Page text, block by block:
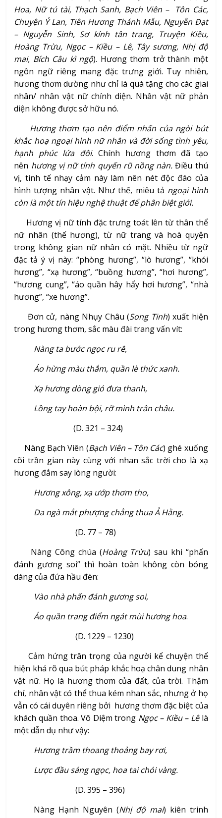
Hoa, Nữ tú tài, Thạch Sanh, Bạch Viên – Tôn Các,
Chuyện Ỷ Lan, Tiên Hương Thánh Mẫu, Nguyễn Đạt
– Nguyễn Sinh, Sơ kính tân trang, Truyện Kiều,
Hoàng Trừu, Ngọc – Kiều – Lê, Tây sương, Nhị độ
mai, Bích Câu kì ngộ). Hương thơm trở thành một
ngôn ngữ riêng mang đặc trưng giới. Tuy nhiên,
hương thơm dường như chỉ là quà tặng cho các giai
nhân/ nhân vật nữ chính diện. Nhân vật nữ phản
diện không được sở hữu nó.
Hương thơm tạo nên điểm nhấn của ngòi bút
khắc hoạ ngoại hình nữ nhân và đời sống tình yêu,
hạnh phúc lứa đôi. Chính hương thơm đã tạo
nên hương vị nữ tính quyến rũ nồng nàn. Điều thú
vị, tinh tế nhạy cảm này làm nên nét độc đáo của
hình tượng nhân vật. Như thế, miêu tả ngoại hình
còn là một tín hiệu nghệ thuật để phân biệt giới.
Hương vị nữ tính đặc trưng toát lên từ thân thể
nữ nhân (thể hương), từ nữ trang và hoà quyện
trong không gian nữ nhân có mặt. Nhiều từ ngữ
đặc tả ý vị này: “phòng hương”, “lò hương”, “khói
hương”, “xạ hương”, “buồng hương”, “hơi hương”,
“hương cung”, “áo quần hây hẩy hơi hương”, “nhà
hương”, “xe hương”.
Đơn cử, nàng Nhụy Châu (Song Tinh) xuất hiện
trong hương thơm, sắc màu đài trang vấn vít:
Nàng ta bước ngọc ru rê,
Áo hừng màu thắm, quần lè thức xanh.
Xạ hương dòng gió đưa thanh,
Lồng tay hoàn bội, rỡ mình trân châu.
(D. 321 – 324)
Nàng Bạch Viên (Bạch Viên – Tôn Các) ghé xuống
cõi trần gian này cùng với nhan sắc trời cho là xạ
hương đắm say lòng người:
Hương xông, xạ ướp thơm tho,
Da ngà mắt phượng chẳng thua Ả Hằng.
(D. 77 – 78)
Nàng Công chúa (Hoàng Trừu) sau khi “phấn
đánh gương soi” thì hoàn toàn không còn bóng
dáng của đứa hầu đèn:
Vào nhà phấn đánh gương soi,
Áo quần trang điểm ngát mùi hương hoa.
(D. 1229 – 1230)
Cảm hứng trân trọng của người kể chuyện thể
hiện khá rõ qua bút pháp khắc hoạ chân dung nhân
vật nữ. Họ là hương thơm của đất, của trời. Thậm
chí, nhân vật có thể thua kém nhan sắc, nhưng ở họ
vẫn có cái duyên riêng bởi hương thơm đặc biệt của
khách quần thoa. Vô Diệm trong Ngọc – Kiều – Lêlà
một dẫn dụ như vậy:
Hương trầm thoang thoảng bay rơi,
Lược đầu sáng ngọc, hoa tai chói vàng.
(D. 395 – 396)
Nàng Hạnh Nguyên (Nhị độ mai) kiên trinh